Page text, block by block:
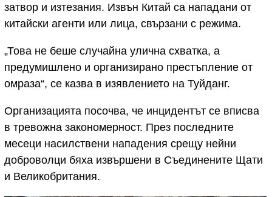
затвор и изтезания. Извън Китай са нападани от
китайски агенти или лица, свързани с режима.
„Това не беше случайна улична схватка, а
предумишлено и организирано престъпление от
омраза“, се казва в изявлението на Туйданг.
Организацията посочва, че инцидентът се вписва
в тревожна закономерност. През последните
месеци насилствени нападения срещу нейни
доброволци бяха извършени в Съединените Щати
и Великобритания.